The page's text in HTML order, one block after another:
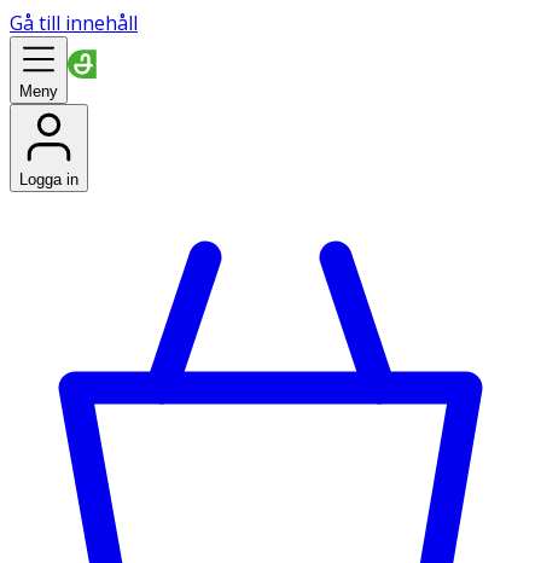
Gå till innehåll
Meny
Logga in